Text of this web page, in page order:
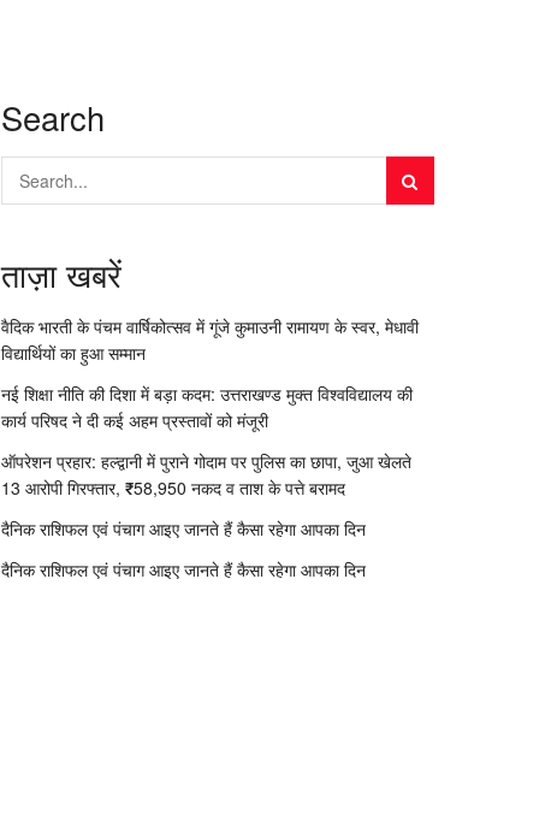
Search
ताज़ा खबरें
वैदिक भारती के पंचम वार्षिकोत्सव में गूंजे कुमाउनी रामायण के स्वर, मेधावी
विद्यार्थियों का हुआ सम्मान
नई शिक्षा नीति की दिशा में बड़ा कदम: उत्तराखण्ड मुक्त विश्वविद्यालय की
कार्य परिषद ने दी कई अहम प्रस्तावों को मंजूरी
ऑपरेशन प्रहार: हल्द्वानी में पुराने गोदाम पर पुलिस का छापा, जुआ खेलते
13 आरोपी गिरफ्तार, ₹58,950 नकद व ताश के पत्ते बरामद
दैनिक राशिफल एवं पंचाग आइए जानते हैं कैसा रहेगा आपका दिन
दैनिक राशिफल एवं पंचाग आइए जानते हैं कैसा रहेगा आपका दिन